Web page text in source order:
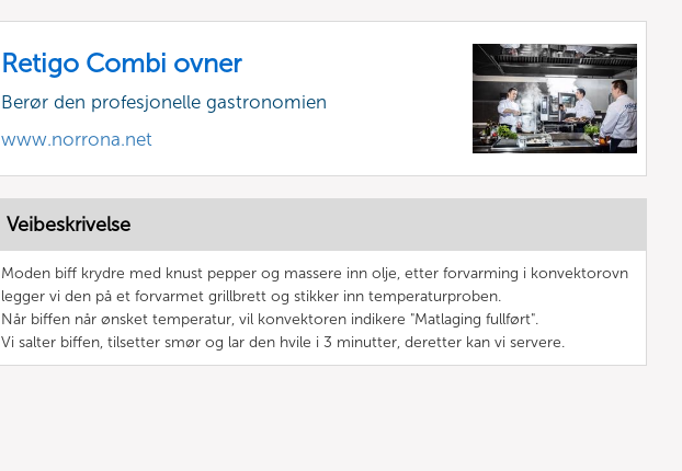
Retigo Combi ovner
Berør den profesjonelle gastronomien
www.norrona.net
Veibeskrivelse
Moden biff krydre med knust pepper og massere inn olje, etter forvarming i konvektorovn
legger vi den på et forvarmet grillbrett og stikker inn temperaturproben.
Når biffen når ønsket temperatur, vil konvektoren indikere "Matlaging fullført".
Vi salter biffen, tilsetter smør og lar den hvile i 3 minutter, deretter kan vi servere.